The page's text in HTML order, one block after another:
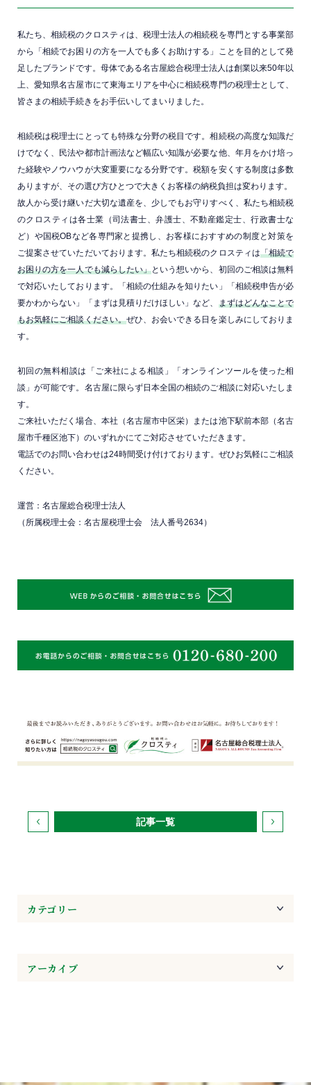
私たち、相続税のクロスティは、税理士法人の相続税を専門とする事業部
から「相続でお困りの方を一人でも多くお助けする」ことを目的として発
足したブランドです。母体である名古屋総合税理士法人は創業以来50年以
上、愛知県名古屋市にて東海エリアを中心に相続税専門の税理士として、
皆さまの相続手続きをお手伝いしてまいりました。
相続税は税理士にとっても特殊な分野の税目です。相続税の高度な知識だ
けでなく、民法や都市計画法など幅広い知識が必要な他、年月をかけ培っ
た経験やノウハウが大変重要になる分野です。税額を安くする制度は多数
ありますが、その選び方ひとつで大きくお客様の納税負担は変わります。
故人から受け継いだ大切な遺産を、少しでもお守りすべく、私たち相続税
のクロスティは各士業（司法書士、弁護士、不動産鑑定士、行政書士な
ど）や国税OBなど各専門家と提携し、お客様におすすめの制度と対策を
ご提案させていただいております。私たち相続税のクロスティは「相続で
お困りの方を一人でも減らしたい」という想いから、初回のご相談は無料
で対応いたしております。「相続の仕組みを知りたい」「相続税申告が必
要かわからない」「まずは見積りだけほしい」など、 まずはどんなことで
もお気軽にご相談ください。ぜひ、お会いできる日を楽しみにしておりま
す。
初回の無料相談は「ご来社による相談」「オンラインツールを使った相
談」が可能です。名古屋に限らず日本全国の相続のご相談に対応いたしま
す。
ご来社いただく場合、本社（名古屋市中区栄）または池下駅前本部（名古
屋市千種区池下）のいずれかにてご対応させていただきます。
電話でのお問い合わせは24時間受け付けております。ぜひお気軽にご相談
ください。
運営：名古屋総合税理士法人
（所属税理士会：名古屋税理士会 法人番号2634）
記事一覧
カテゴリー
アーカイブ